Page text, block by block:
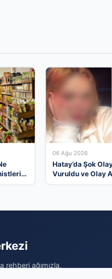
06 Ağu 2026
Hatay’da Şok
Vuruldu ve Olay
ağımızla,